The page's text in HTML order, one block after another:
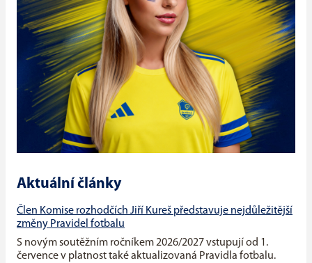
Aktuální články
Člen Komise rozhodčích Jiří Kureš představuje nejdůležitější
změny Pravidel fotbalu
S novým soutěžním ročníkem 2026/2027 vstupují od 1.
července v platnost také aktualizovaná Pravidla fotbalu.